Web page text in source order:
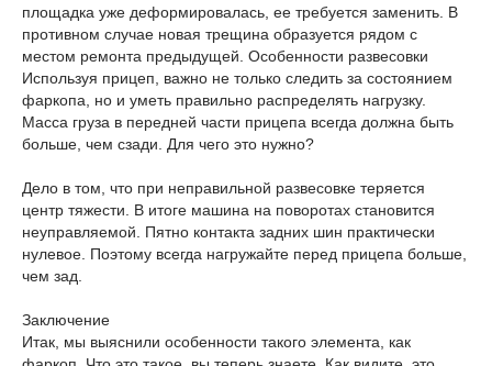
площадка уже деформировалась, ее требуется заменить. В
противном случае новая трещина образуется рядом с
местом ремонта предыдущей. Особенности развесовки
Используя прицеп, важно не только следить за состоянием
фаркопа, но и уметь правильно распределять нагрузку.
Масса груза в передней части прицепа всегда должна быть
больше, чем сзади. Для чего это нужно?
Дело в том, что при неправильной развесовке теряется
центр тяжести. В итоге машина на поворотах становится
неуправляемой. Пятно контакта задних шин практически
нулевое. Поэтому всегда нагружайте перед прицепа больше,
чем зад.
Заключение
Итак, мы выяснили особенности такого элемента, как